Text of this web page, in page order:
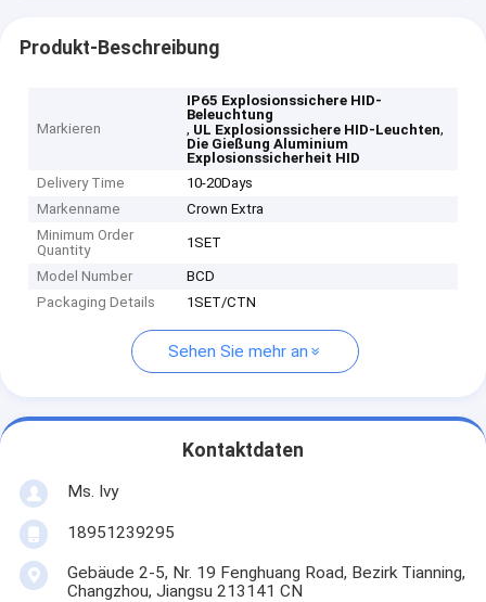
Produkt-Beschreibung
Markieren
IP65 Explosionssichere HID-
Beleuchtung
, UL Explosionssichere HID-Leuchten,
Die Gießung Aluminium
Explosionssicherheit HID
Delivery Time
10-20Days
Markenname
Crown Extra
Minimum Order
Quantity
1SET
Model Number
BCD
Packaging Details
1SET/CTN
Sehen Sie mehr an
Kontaktdaten
Ms. Ivy
18951239295
Gebäude 2-5, Nr. 19 Fenghuang Road, Bezirk Tianning,
Changzhou, Jiangsu 213141 CN